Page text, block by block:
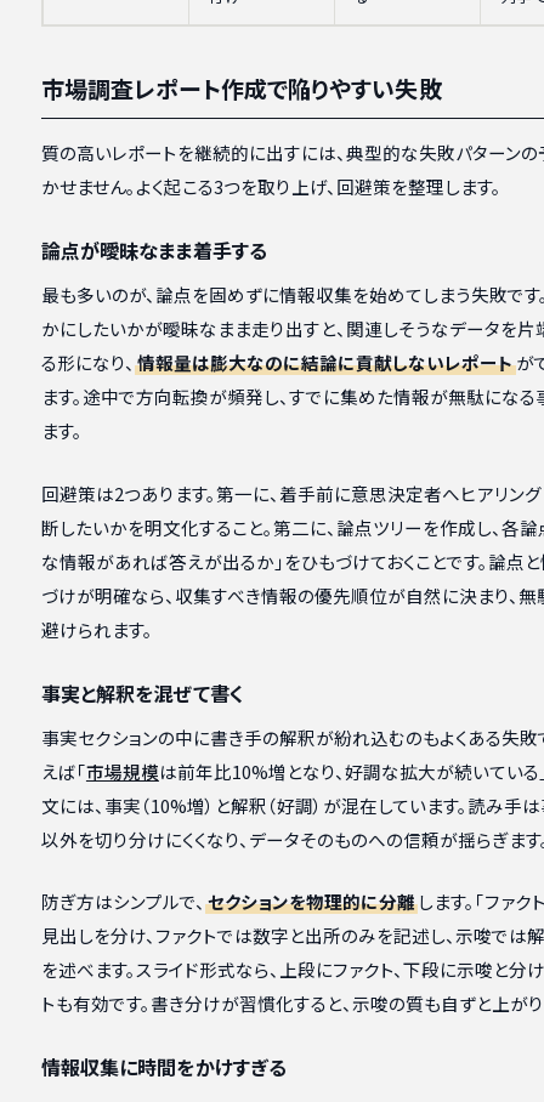
市場調査レポート作成で陥りやすい失敗
質の高いレポートを継続的に出すには、典型的な失敗パターン
かせません。よく起こる3つを取り上げ、回避策を整理します。
論点が曖昧なまま着手する
最も多いのが、論点を固めずに情報収集を始めてしまう失敗です
かにしたいかが曖昧なまま走り出すと、関連しそうなデータを
る形になり、 情報量は膨大なのに結論に貢献しないレポートが
ます。途中で方向転換が頻発し、すでに集めた情報が無駄になる
ます。
回避策は2つあります。第一に、着手前に意思決定者へヒアリング
断したいかを明文化すること。第二に、論点ツリーを作成し、各論
な情報があれば答えが出るか」をひもづけておくことです。論点
づけが明確なら、収集すべき情報の優先順位が自然に決まり、
避けられます。
事実と解釈を混ぜて書く
事実セクションの中に書き手の解釈が紛れ込むのもよくある失敗
えば「市場規模は前年比10%増となり、好調な拡大が続いている
文には、事実（10%増）と解釈（好調）が混在しています。読み手
以外を切り分けにくくなり、データそのものへの信頼が揺らぎます
防ぎ方はシンプルで、 セクションを物理的に分離します。「ファク
見出しを分け、ファクトでは数字と出所のみを記述し、示唆では
を述べます。スライド形式なら、上段にファクト、下段に示唆と分
トも有効です。書き分けが習慣化すると、示唆の質も自ずと上がり
情報収集に時間をかけすぎる